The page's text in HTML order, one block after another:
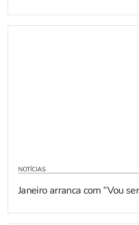
NOTÍCIAS
Janeiro arranca com “Vou